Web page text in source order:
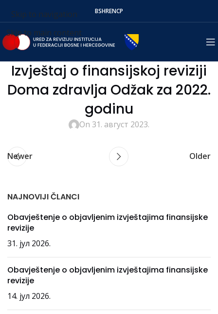
Skip to navigation
Skip to main content
BSHRENСР
Izvještaj o finansijskoj reviziji
Doma zdravlja Odžak za 2022.
godinu
On 31. август 2023.
Newer Older
NAJNOVIJI ČLANCI
Obavještenje o objavljenim izvještajima finansijske
revizije
31. јул 2026.
Obavještenje o objavljenim izvještajima finansijske
revizije
14. јул 2026.